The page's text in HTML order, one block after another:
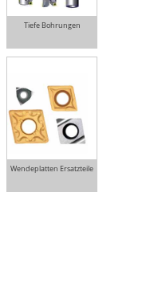
Tiefe Bohrungen
Wendeplatten Ersatzteile